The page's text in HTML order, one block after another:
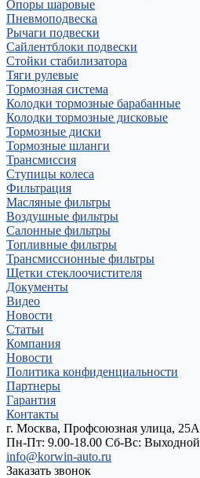
Опоры шаровые
Пневмоподвеска
Рычаги подвески
Сайлентблоки подвески
Стойки стабилизатора
Тяги рулевые
Тормозная система
Колодки тормозные барабанные
Колодки тормозные дисковые
Тормозные диски
Тормозные шланги
Трансмиссия
Ступицы колеса
Фильтрация
Масляные фильтры
Воздушные фильтры
Салонные фильтры
Топливные фильтры
Трансмиссионные фильтры
Щетки стеклоочистителя
Документы
Видео
Новости
Статьи
Компания
Новости
Политика конфиденциальности
Партнеры
Гарантия
Контакты
г. Москва, Профсоюзная улица, 25А
Пн-Пт: 9.00-18.00 Cб-Вс: Выходной
info@korwin-auto.ru
Заказать звонок